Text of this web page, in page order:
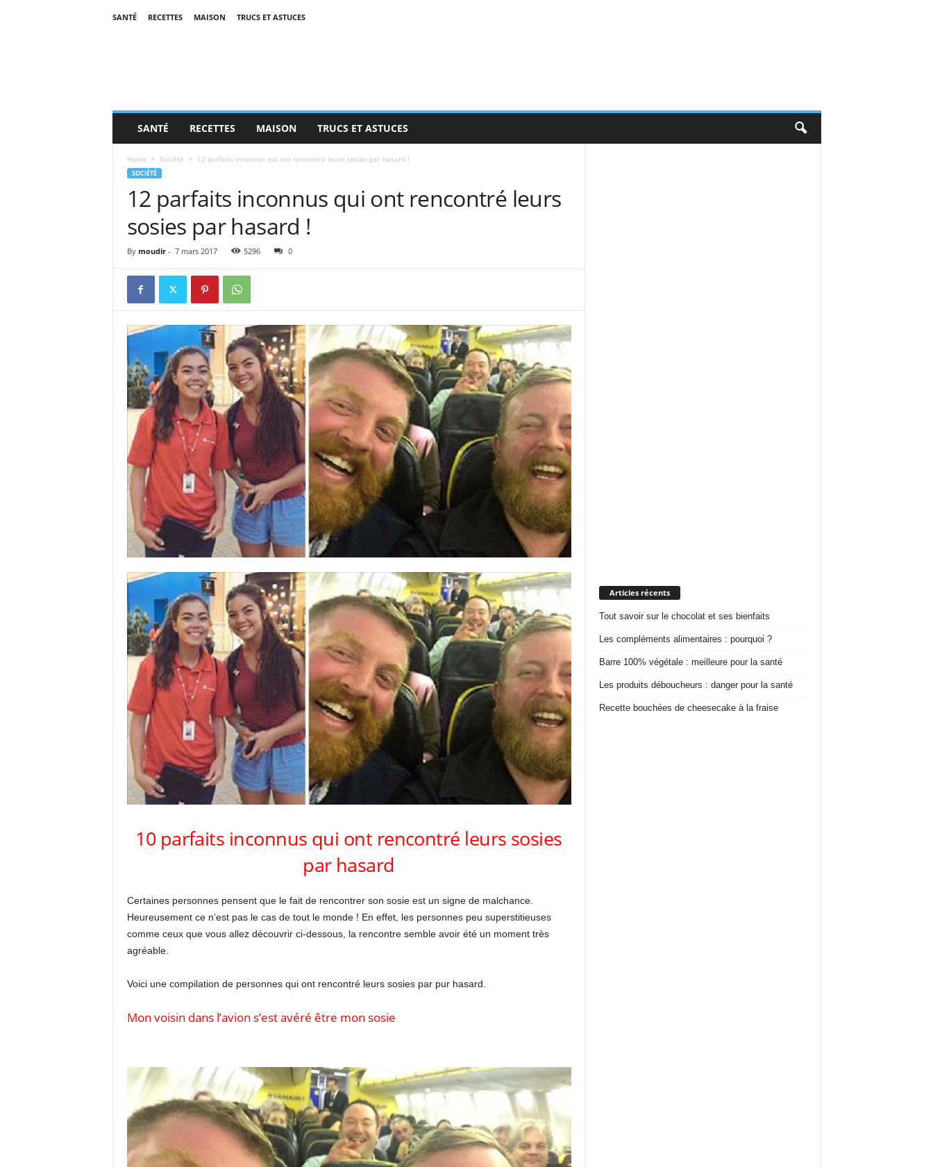
SANTÉ RECETTES MAISON TRUCS ET ASTUCES
SANTÉ RECETTES MAISON TRUCS ET ASTUCES
Home Société 12 parfaits inconnus qui ont rencontré leurs sosies par hasard !
SOCIÉTÉ
12 parfaits inconnus qui ont rencontré leurs
sosies par hasard !
By moudir- 7 mars 2017 5296 0
10 parfaits inconnus qui ont rencontré leurs sosies
par hasard
Certaines personnes pensent que le fait de rencontrer son sosie est un signe de malchance.
Heureusement ce n’est pas le cas de tout le monde ! En effet, les personnes peu superstitieuses
comme ceux que vous allez découvrir ci-dessous, la rencontre semble avoir été un moment très
agréable.
Voici une compilation de personnes qui ont rencontré leurs sosies par pur hasard.
Mon voisin dans l’avion s’est avéré être mon sosie
Articles récents
Tout savoir sur le chocolat et ses bienfaits
Les compléments alimentaires : pourquoi ?
Barre 100% végétale : meilleure pour la santé
Les produits déboucheurs : danger pour la santé
Recette bouchées de cheesecake à la fraise